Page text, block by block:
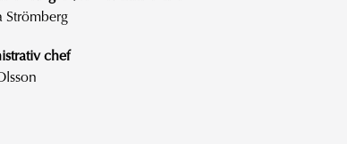
Strömberg
chef